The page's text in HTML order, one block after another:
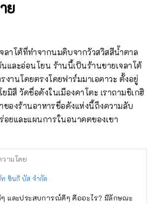
ย
ลาโต้ที่ทำจากนมดิบจากวัวสวิสสีน้ำตาล
และอ่อนโยน ร้านนี้เป็นร้านขายเจลาโต้
งานโดยตรงโดยฟาร์มมาเอคาวะ ตั้งอยู่
สึ วัดชื่อดังในเมืองคาโตะ เราถามชิเกฮิ
าของร้านอาหารชื่อดังแห่งนี้ถึงความลับ
อยและแผนการในอนาคตของเขา
ามโดย
ชินกิ บัส จำกัด
และประสบการณ์ดีๆ คืออะไร? มีลักษณะ